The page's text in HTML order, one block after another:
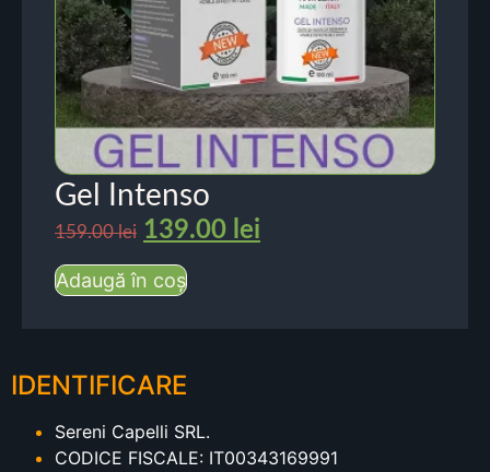
Gel Intenso
159.00lei 139.00 lei
Adaugă în coș
IDENTIFICARE
Sereni Capelli SRL.
CODICE FISCALE: IT00343169991